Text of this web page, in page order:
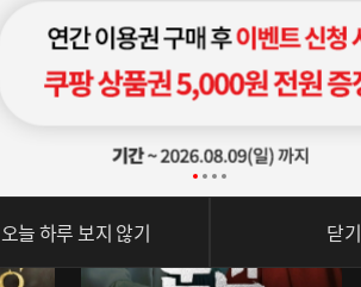
오늘 하루 보지 않기 닫기